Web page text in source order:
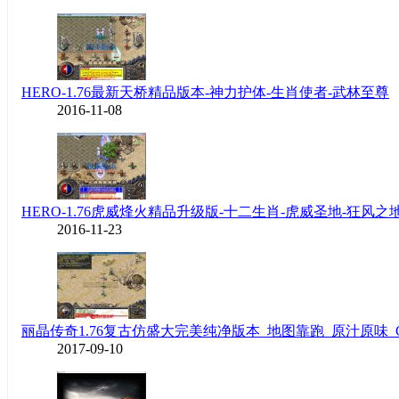
HERO-1.76最新天桥精品版本-神力护体-生肖使者-武林至尊
2016-11-08
HERO-1.76虎威烽火精品升级版-十二生肖-虎威圣地-狂风之
2016-11-23
丽晶传奇1.76复古仿盛大完美纯净版本_地图靠跑_原汁原味
2017-09-10